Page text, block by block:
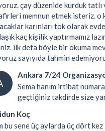
çay düzenide kurduk
memnun etmek isteriz. o
karınları tok olarak
kaç kişilik yaptırmamız
ilk defa böyle bir okuma
sayıyıda tahmin
Ankara 7/24
Sema hanım irtibat
geçtiğiniz takdirde size
Koç
bu sene üç aylarda üç dört